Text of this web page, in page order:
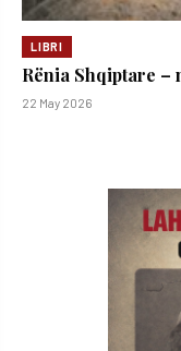
LIBRI
Rënia Shqiptare
22 May 2026